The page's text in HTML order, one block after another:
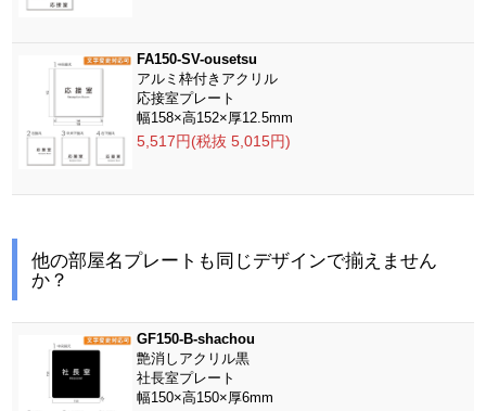
FA150-SV-ousetsu
アルミ枠付きアクリル
応接室プレート
幅158×高152×厚12.5mm
5,517円(税抜 5,015円)
他の部屋名プレートも同じデザインで揃えません
か？
GF150-B-shachou
艶消しアクリル黒
社長室プレート
幅150×高150×厚6mm